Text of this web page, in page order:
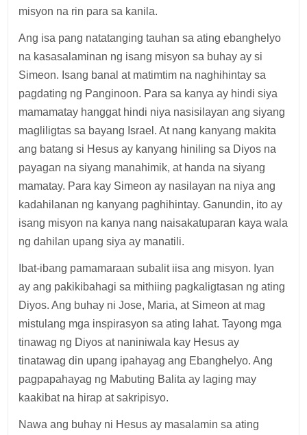
misyon na rin para sa kanila.
Ang isa pang natatanging tauhan sa ating ebanghelyo
na kasasalaminan ng isang misyon sa buhay ay si
Simeon. Isang banal at matimtim na naghihintay sa
pagdating ng Panginoon. Para sa kanya ay hindi siya
mamamatay hanggat hindi niya nasisilayan ang siyang
magliligtas sa bayang Israel. At nang kanyang makita
ang batang si Hesus ay kanyang hiniling sa Diyos na
payagan na siyang manahimik, at handa na siyang
mamatay. Para kay Simeon ay nasilayan na niya ang
kadahilanan ng kanyang paghihintay. Ganundin, ito ay
isang misyon na kanya nang naisakatuparan kaya wala
ng dahilan upang siya ay manatili.
Ibat-ibang pamamaraan subalit iisa ang misyon. Iyan
ay ang pakikibahagi sa mithiing pagkaligtasan ng ating
Diyos. Ang buhay ni Jose, Maria, at Simeon at mag
mistulang mga inspirasyon sa ating lahat. Tayong mga
tinawag ng Diyos at naniniwala kay Hesus ay
tinatawag din upang ipahayag ang Ebanghelyo. Ang
pagpapahayag ng Mabuting Balita ay laging may
kaakibat na hirap at sakripisyo.
Nawa ang buhay ni Hesus ay masalamin sa ating